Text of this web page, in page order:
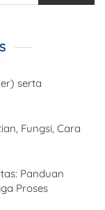
serta
Fungsi, Cara
Panduan
Proses